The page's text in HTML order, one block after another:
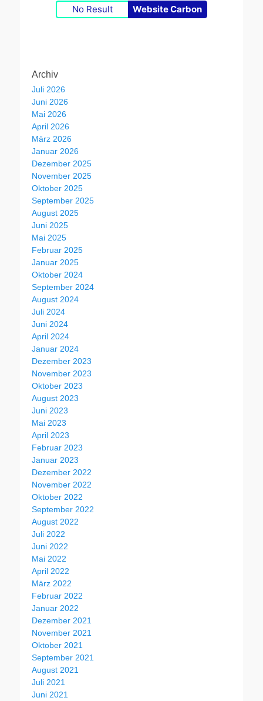
No Result Website Carbon
Archiv
Juli 2026
Juni 2026
Mai 2026
April 2026
März 2026
Januar 2026
Dezember 2025
November 2025
Oktober 2025
September 2025
August 2025
Juni 2025
Mai 2025
Februar 2025
Januar 2025
Oktober 2024
September 2024
August 2024
Juli 2024
Juni 2024
April 2024
Januar 2024
Dezember 2023
November 2023
Oktober 2023
August 2023
Juni 2023
Mai 2023
April 2023
Februar 2023
Januar 2023
Dezember 2022
November 2022
Oktober 2022
September 2022
August 2022
Juli 2022
Juni 2022
Mai 2022
April 2022
März 2022
Februar 2022
Januar 2022
Dezember 2021
November 2021
Oktober 2021
September 2021
August 2021
Juli 2021
Juni 2021